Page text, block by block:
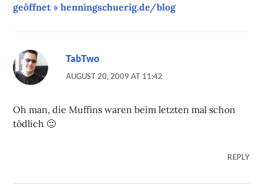
geöffnet » henningschuerig.de/blog
TabTwo
AUGUST 20, 2009 AT 11:42
Oh man, die Muffins waren beim letzten mal schon
tödlich 🙂
REPLY